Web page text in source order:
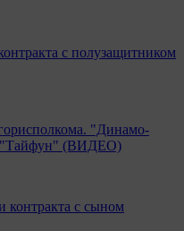
с полузащитником
"Динамо-
"Тайфун" (ВИДЕО)
контракта с сыном